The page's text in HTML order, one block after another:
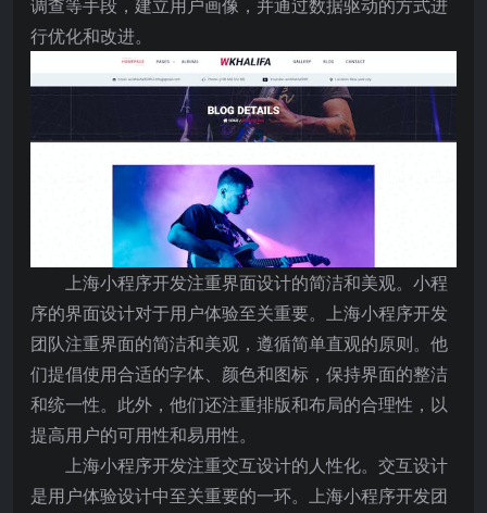
调查等手段，建立用户画像，并通过数据驱动的方式进
行优化和改进。
上海小程序开发注重界面设计的简洁和美观。小程
序的界面设计对于用户体验至关重要。上海小程序开发
团队注重界面的简洁和美观，遵循简单直观的原则。他
们提倡使用合适的字体、颜色和图标，保持界面的整洁
和统一性。此外，他们还注重排版和布局的合理性，以
提高用户的可用性和易用性。
上海小程序开发注重交互设计的人性化。交互设计
是用户体验设计中至关重要的一环。上海小程序开发团